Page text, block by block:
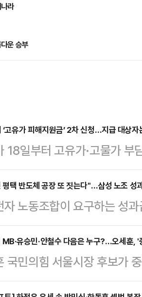
라
운 승부
‘고유가 피해지원금’ 2차 신청…지급 대상자
18일부터 고유가·고물가
.중동 전쟁에 따른 유가 상승
확대하겠다는 취지다.17일
급 대상자는 소득 하위 70%
으로 정해졌다.외벌이 가
구 14만 원 ▲3인 가구 26
받는다.지역가입자는 ▲1
택 반도체 공장 또 짓는다"…삼성 노조 성
자 노동조합이 요구하는 성
점에서 환산한 비교 자료가
용이 아니라, 글로벌 기술
라는 점을 시각적으로 보여
에 따르면 해당 자료는 45
유승민·안철수 다음은 누구?…오세훈, '
국민의힘 서울시장 후보가
대해 관심이 쏠리고 있다.